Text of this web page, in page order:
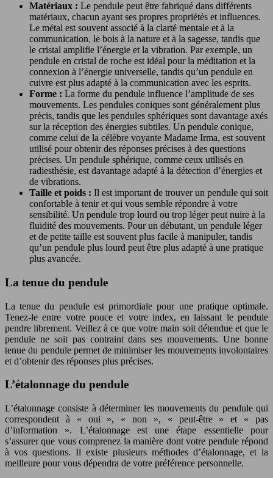
Matériaux : Le pendule peut être fabriqué dans différents
matériaux, chacun ayant ses propres propriétés et influences.
Le métal est souvent associé à la clarté mentale et à la
communication, le bois à la nature et à la sagesse, tandis que
le cristal amplifie l’énergie et la vibration. Par exemple, un
pendule en cristal de roche est idéal pour la méditation et la
connexion à l’énergie universelle, tandis qu’un pendule en
cuivre est plus adapté à la communication avec les esprits.
Forme : La forme du pendule influence l’amplitude de ses
mouvements. Les pendules coniques sont généralement plus
précis, tandis que les pendules sphériques sont davantage axés
sur la réception des énergies subtiles. Un pendule conique,
comme celui de la célèbre voyante Madame Irma, est souvent
utilisé pour obtenir des réponses précises à des questions
précises. Un pendule sphérique, comme ceux utilisés en
radiesthésie, est davantage adapté à la détection d’énergies et
de vibrations.
Taille et poids : Il est important de trouver un pendule qui soit
confortable à tenir et qui vous semble répondre à votre
sensibilité. Un pendule trop lourd ou trop léger peut nuire à la
fluidité des mouvements. Pour un débutant, un pendule léger
et de petite taille est souvent plus facile à manipuler, tandis
qu’un pendule plus lourd peut être plus adapté à une pratique
plus avancée.
La tenue du pendule
La tenue du pendule est primordiale pour une pratique optimale.
Tenez-le entre votre pouce et votre index, en laissant le pendule
pendre librement. Veillez à ce que votre main soit détendue et que le
pendule ne soit pas contraint dans ses mouvements. Une bonne
tenue du pendule permet de minimiser les mouvements involontaires
et d’obtenir des réponses plus précises.
L’étalonnage du pendule
L’étalonnage consiste à déterminer les mouvements du pendule qui
correspondent à « oui », « non », « peut-être » et « pas
d’information ». L’étalonnage est une étape essentielle pour
s’assurer que vous comprenez la manière dont votre pendule répond
à vos questions. Il existe plusieurs méthodes d’étalonnage, et la
meilleure pour vous dépendra de votre préférence personnelle.